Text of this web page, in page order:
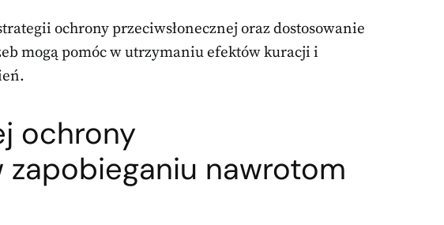
ochrony przeciwsłonecznej oraz dostosowanie
mogą pomóc w utrzymaniu efektów kuracji i
ochrony
zapobieganiu nawrotom